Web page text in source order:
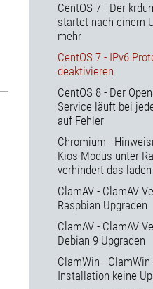
CentOS 7 - Der
startet nach einem
mehr
CentOS 7 - IPv6
deaktivieren
CentOS 8 - Der
Service läuft bei
auf Fehler
Chromium -
Kios-Modus unter
verhindert das
ClamAV - ClamAV
Raspbian Upgraden
ClamAV - ClamAV
Debian 9 Upgraden
ClamWin -
Installation keine